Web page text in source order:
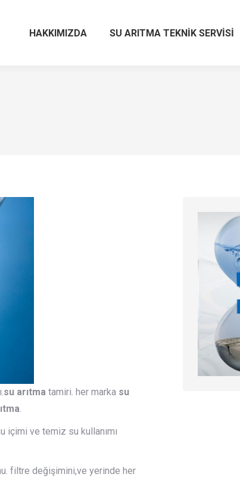
HAKKIMIZDA SU ARITMA TEKNIK SERVISI
su arıtma tamiri. her marka su
.
içimi ve temiz su kullanımı
filtre değişimini,ve yerinde her